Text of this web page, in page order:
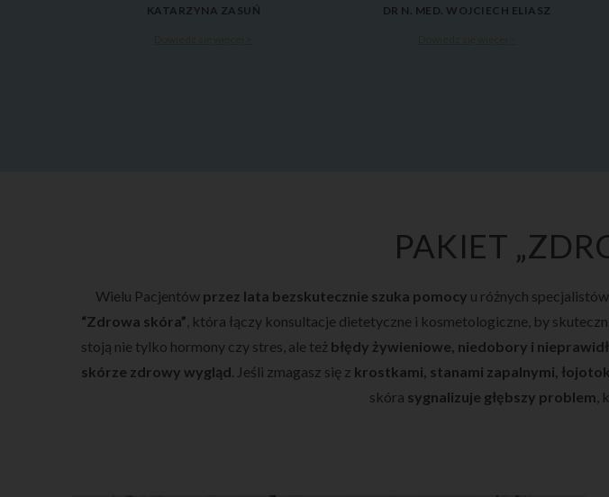
KATARZYNA ZASUŃ DR N. MED. WOJCIECH ELIASZ
PAKIET
Wielu Pacjentów przez lata bezskutecznie szuka pomocy u różnych
“Zdrowa skóra” , która łączy konsultacje dietetyczne i kosmetologiczne, by
stoją nie tylko hormony czy stres, ale też błędy żywieniowe, niedobory i
skórze zdrowy wygląd. Jeśli zmagasz się z krostkami, stanami zapalnymi,
skóra sygnalizuje głębszy problem